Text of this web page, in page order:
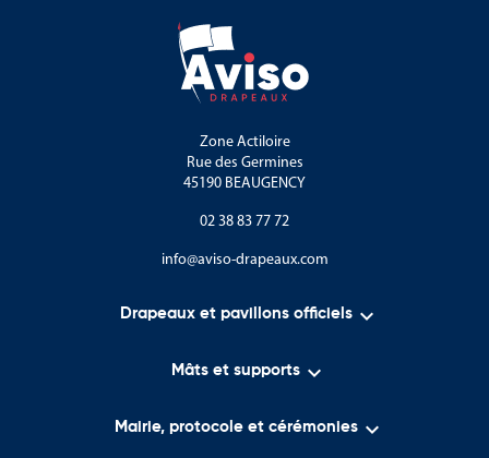
Zone Actiloire
Rue des Germines
45190 BEAUGENCY
02 38 83 77 72
info@aviso-drapeaux.com
Drapeaux et pavillons officiels 
Mâts et supports 
Mairie, protocole et cérémonies 